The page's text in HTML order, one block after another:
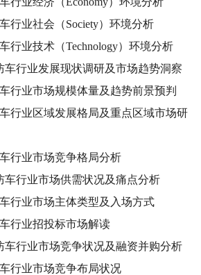
行业社会（Society）环境分析
行业技术（Technology）环境分析
车行业发展现状调研及市场趋势洞察
行业市场规模体量及趋势前景预判
行业区域发展格局及重点区域市场研
行业市场竞争格局分析
车行业市场供需状况及痛点分析
行业市场主体类型及入场方式
行业招投标市场解读
车行业市场竞争状况及融资并购分析
行业市场竞争布局状况